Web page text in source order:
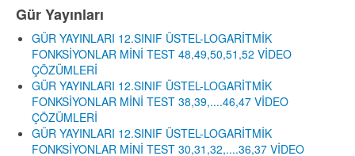
Gür Yayınları
GÜR YAYINLARI 12.SINIF ÜSTEL-LOGARİTMİK
FONKSİYONLAR MİNİ TEST 48,49,50,51,52 VİDEO
ÇÖZÜMLERİ
GÜR YAYINLARI 12.SINIF ÜSTEL-LOGARİTMİK
FONKSİYONLAR MİNİ TEST 38,39,....46,47 VİDEO
ÇÖZÜMLERİ
GÜR YAYINLARI 12.SINIF ÜSTEL-LOGARİTMİK
FONKSİYONLAR MİNİ TEST 30,31,32,....36,37 VİDEO